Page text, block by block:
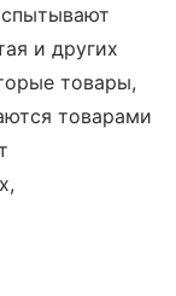
и других
товары,
товарами